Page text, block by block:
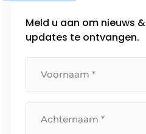
Meld u aan om nieuws &
updates te ontvangen.